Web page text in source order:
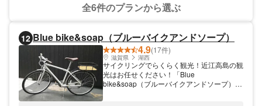
全6件のプランから選ぶ
12 Blue bike&soap（ブルーバイクアンドソープ）
4.9(17件)
滋賀県 湖西
サイクリングでらくらく観光！近江高島の観
光はお任せください！「Blue
bike&soap（ブルーバイクアンドソープ）」